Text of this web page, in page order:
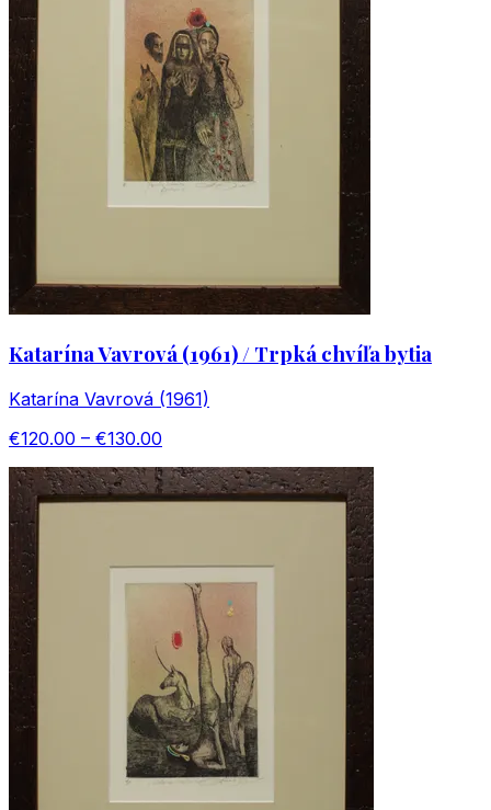
Katarína Vavrová (1961) / Trpká chvíľa bytia
Katarína Vavrová (1961)
€120.00 – €130.00